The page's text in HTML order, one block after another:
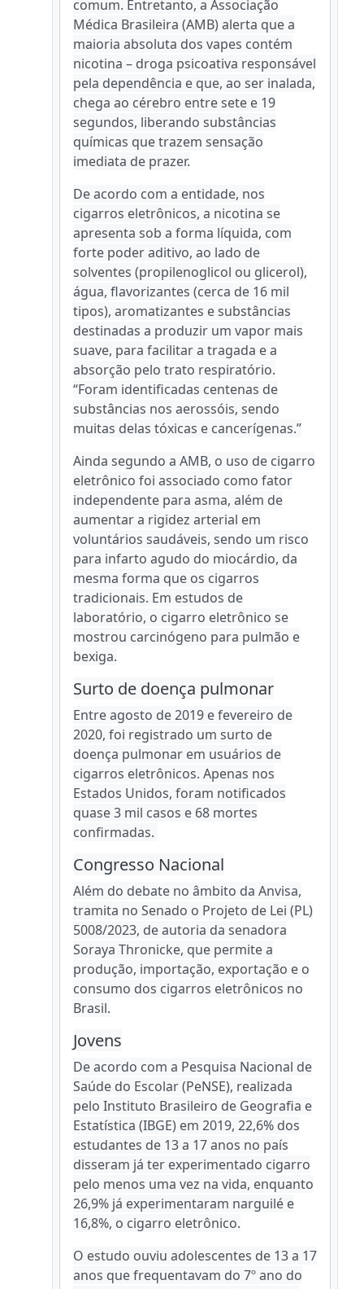
comum. Entretanto, a Associação
Médica Brasileira (AMB) alerta que a
maioria absoluta dos vapes contém
nicotina – droga psicoativa responsável
pela dependência e que, ao ser inalada,
chega ao cérebro entre sete e 19
segundos, liberando substâncias
químicas que trazem sensação
imediata de prazer.
De acordo com a entidade, nos
cigarros eletrônicos, a nicotina se
apresenta sob a forma líquida, com
forte poder aditivo, ao lado de
solventes (propilenoglicol ou glicerol),
água, flavorizantes (cerca de 16 mil
tipos), aromatizantes e substâncias
destinadas a produzir um vapor mais
suave, para facilitar a tragada e a
absorção pelo trato respiratório.
“Foram identificadas centenas de
substâncias nos aerossóis, sendo
muitas delas tóxicas e cancerígenas.”
Ainda segundo a AMB, o uso de cigarro
eletrônico foi associado como fator
independente para asma, além de
aumentar a rigidez arterial em
voluntários saudáveis, sendo um risco
para infarto agudo do miocárdio, da
mesma forma que os cigarros
tradicionais. Em estudos de
laboratório, o cigarro eletrônico se
mostrou carcinógeno para pulmão e
bexiga.
Surto de doença pulmonar
Entre agosto de 2019 e fevereiro de
2020, foi registrado um surto de
doença pulmonar em usuários de
cigarros eletrônicos. Apenas nos
Estados Unidos, foram notificados
quase 3 mil casos e 68 mortes
confirmadas.
Congresso Nacional
Além do debate no âmbito da Anvisa,
tramita no Senado o Projeto de Lei (PL)
5008/2023, de autoria da senadora
Soraya Thronicke, que permite a
produção, importação, exportação e o
consumo dos cigarros eletrônicos no
Brasil.
Jovens
De acordo com a Pesquisa Nacional de
Saúde do Escolar (PeNSE), realizada
pelo Instituto Brasileiro de Geografia e
Estatística (IBGE) em 2019, 22,6% dos
estudantes de 13 a 17 anos no país
disseram já ter experimentado cigarro
pelo menos uma vez na vida, enquanto
26,9% já experimentaram narguilé e
16,8%, o cigarro eletrônico.
O estudo ouviu adolescentes de 13 a 17
anos que frequentavam do 7º ano do